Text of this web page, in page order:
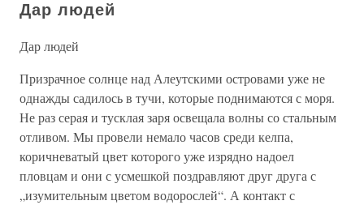
Дар людей
Дар людей
Призрачное солнце над Алеутскими островами уже не
однажды садилось в тучи, которые поднимаются с моря.
Не раз серая и тусклая заря освещала волны со стальным
отливом. Мы провели немало часов среди келпа,
коричневатый цвет которого уже изрядно надоел
пловцам и они с усмешкой поздравляют друг друга с
„изумительным цветом водорослей“. А контакт с